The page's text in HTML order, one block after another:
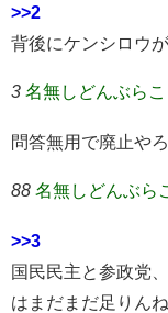
>>2
背後にケンシロウ
3 名無しどんぶらこ
問答無用で廃止や
88 名無しどんぶら
>>3
国民民主と参政党
はまだまだ足りんね